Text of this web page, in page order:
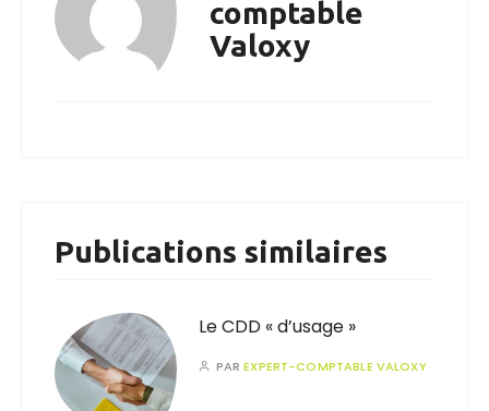
comptable
Valoxy
Publications similaires
Le CDD « d’usage »
PAREXPERT-COMPTABLE VALOXY